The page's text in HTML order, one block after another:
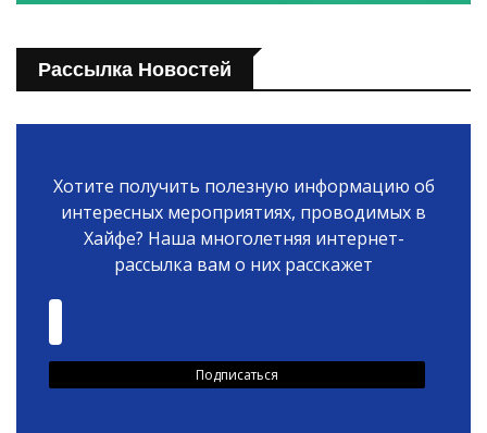
Рассылка Новостей
Хотите получить полезную информацию об
интересных мероприятиях, проводимых в
Хайфе? Наша многолетняя интернет-
рассылка вам о них расскажет